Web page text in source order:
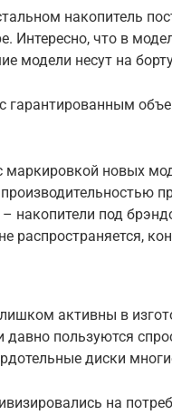
накопитель
Интересно, что в
модели несут на
гарантированным
маркировкой новых
накопители под
распространяется,
активны в
пользуются
диски
на